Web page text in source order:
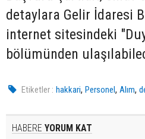
detaylara Gelir İdaresi
internet sitesindeki
bölümünden
Etiketler : hakkari,Personel,Alım,
HABERE YORUM KAT